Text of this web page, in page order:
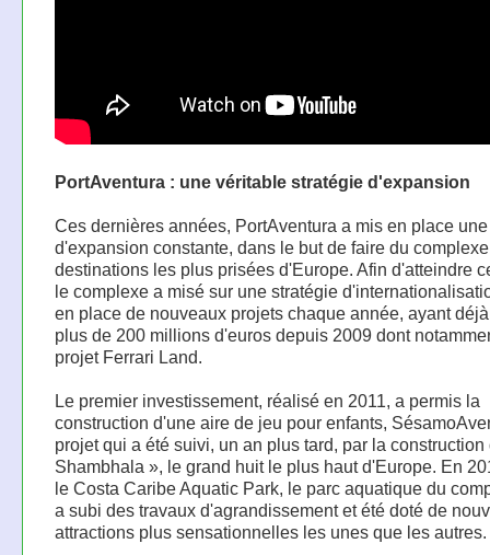
PortAventura : une véritable stratégie d'expansion
Ces dernières années, PortAventura a mis en place
d'expansion constante, dans le but de faire du
destinations les plus prisées d'Europe. Afin d'atteindre
le complexe a misé sur une stratégie
en place de nouveaux projets chaque année, ayant
plus de 200 millions d'euros depuis 2009 dont
projet Ferrari Land.
Le premier investissement, réalisé en 2011, a permis la
construction d'une aire de jeu pour enfants,
projet qui a été suivi, un an plus tard, par la construction
Shambhala », le grand huit le plus haut d'Europe. En
le Costa Caribe Aquatic Park, le parc aquatique du
a subi des travaux d'agrandissement et été doté de
attractions plus sensationnelles les unes que les autres.